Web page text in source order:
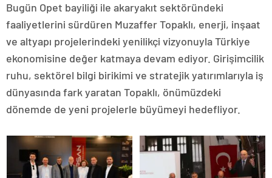
Bugün Opet bayiliği ile akaryakıt sektöründeki
faaliyetlerini sürdüren Muzaffer Topaklı, enerji, inşaat
ve altyapı projelerindeki yenilikçi vizyonuyla Türkiye
ekonomisine değer katmaya devam ediyor. Girişimcilik
ruhu, sektörel bilgi birikimi ve stratejik yatırımlarıyla iş
dünyasında fark yaratan Topaklı, önümüzdeki
dönemde de yeni projelerle büyümeyi hedefliyor.